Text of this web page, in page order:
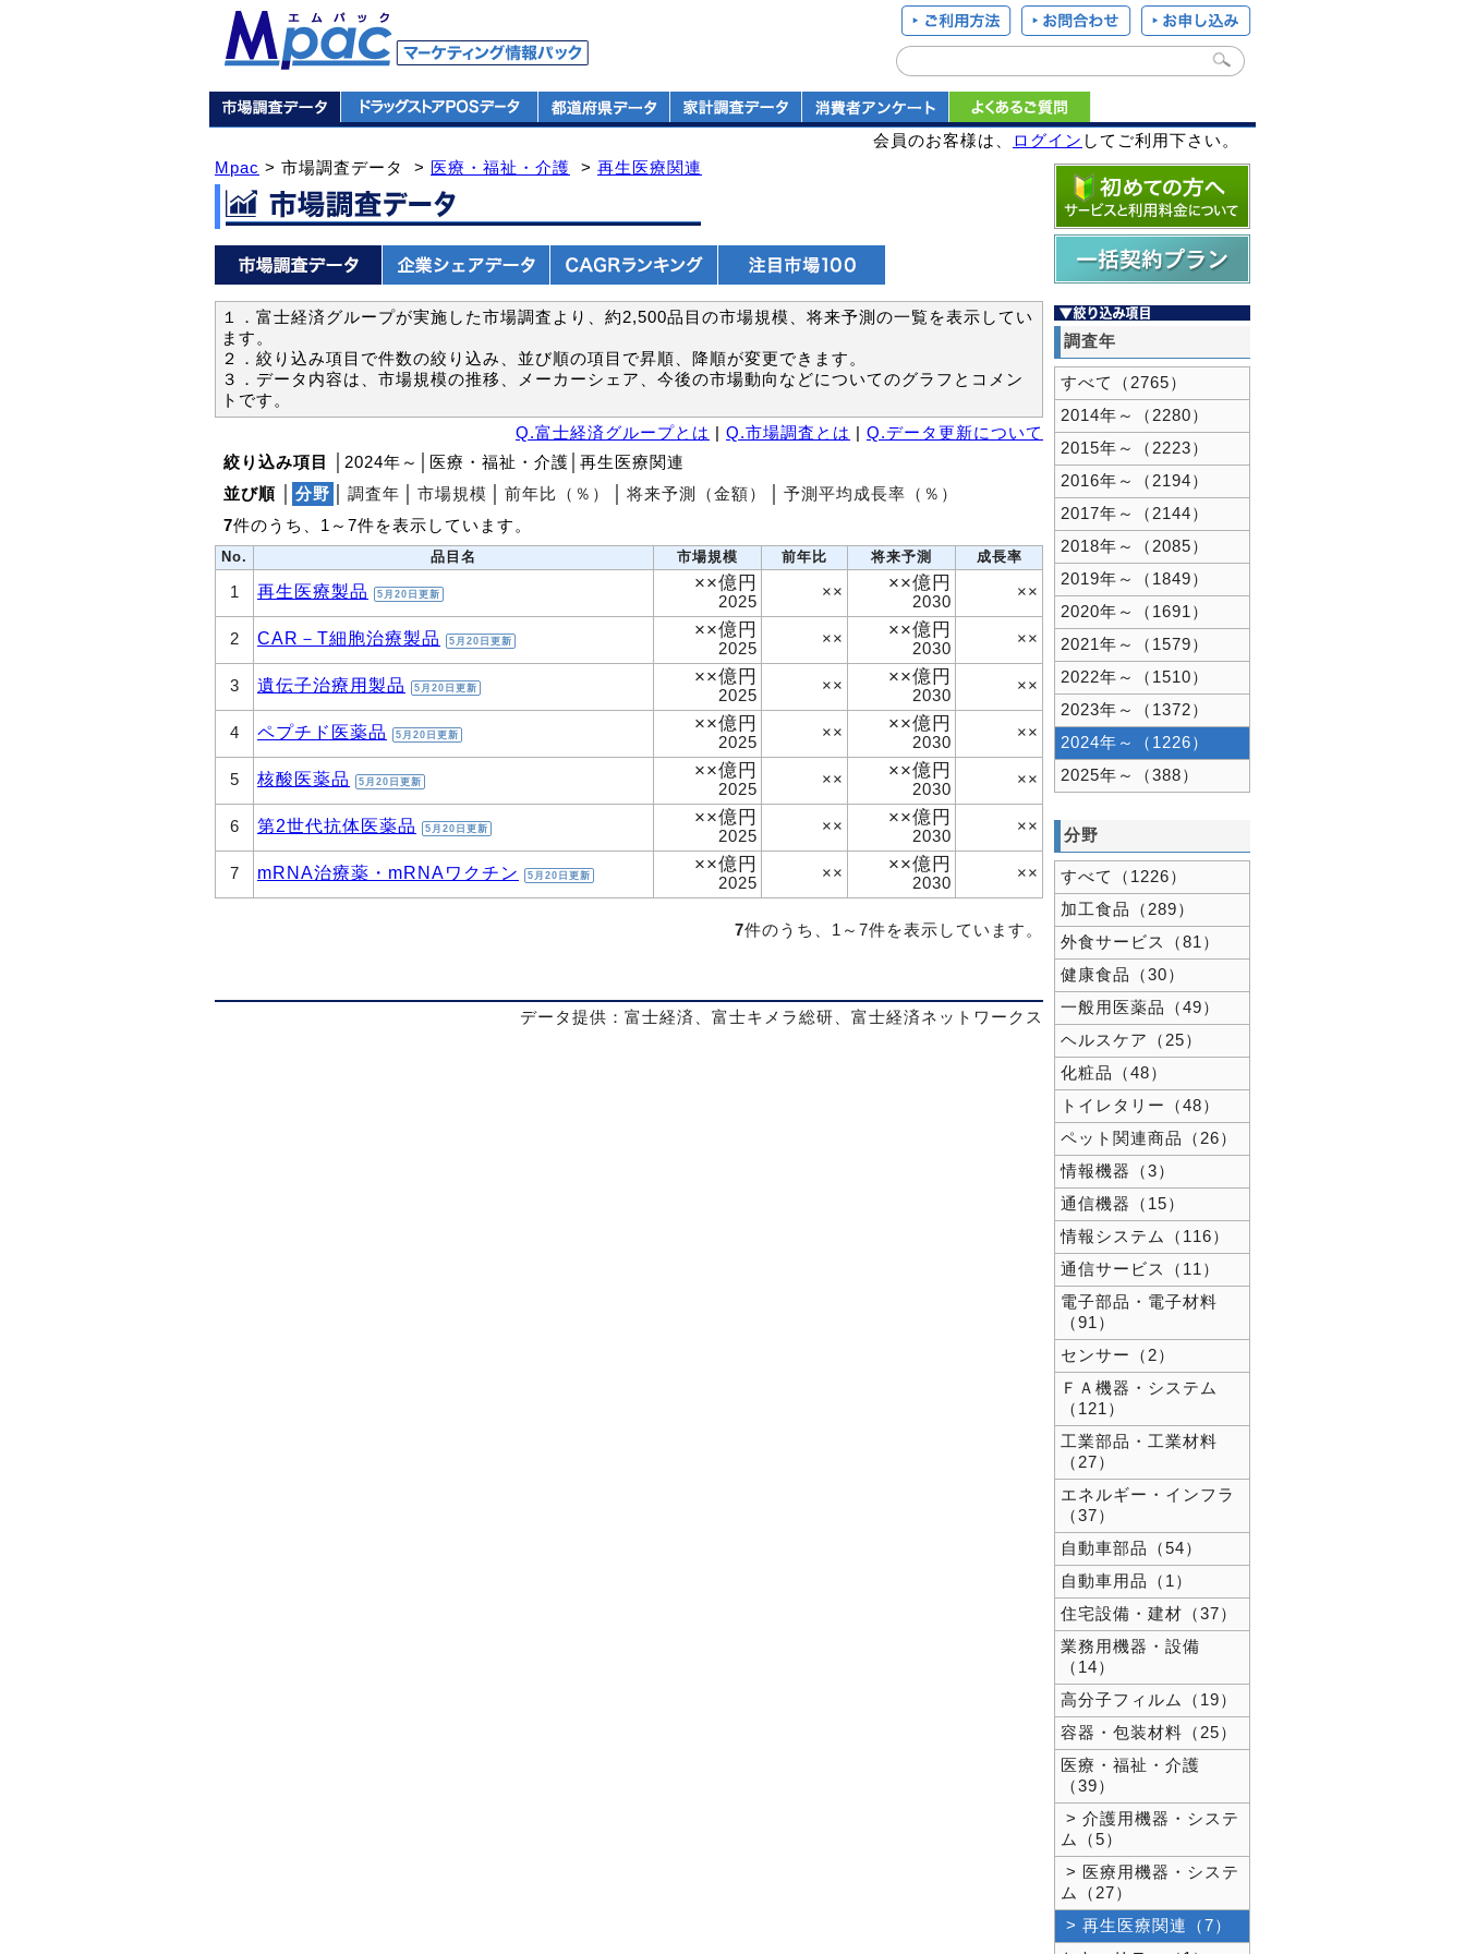
会員のお客様は、 ログイン してご利用下さい。
Mpac > 市場調査データ > 医療・福祉・介護 > 再生医療関連
１．富士経済グループが実施した市場調査より、約2,500品目の市場規模、将来予測の一覧を表示してい
ます。
２．絞り込み項目で件数の絞り込み、並び順の項目で昇順、降順が変更できます。
３．データ内容は、市場規模の推移、メーカーシェア、今後の市場動向などについてのグラフとコメン
トです。
Q.富士経済グループとは
Q.市場調査とは
Q.データ更新について
絞り込み項目
│2024年～│医療・福祉・介護│再生医療関連
並び順
分野 調査年 市場規模 前年比（％） 将来予測（金額）
予測平均成長率（％）
7件のうち、1～7件を表示しています。
No. 品目名 市場規模 前年比 将来予測 成長率
1 再生医療製品 5月20日更新
××億円
2025
×× ××億円
2030
××
2 CAR－T細胞治療製品 5月20日更新
××億円
2025
×× ××億円
2030
××
3 遺伝子治療用製品 5月20日更新
××億円
2025
×× ××億円
2030
××
4 ペプチド医薬品 5月20日更新
××億円
2025
×× ××億円
2030
××
5 核酸医薬品 5月20日更新
××億円
2025
×× ××億円
2030
××
6 第2世代抗体医薬品 5月20日更新
××億円
2025
×× ××億円
2030
××
7 mRNA治療薬・mRNAワクチン 5月20日更新
××億円
2025
×× ××億円
2030
××
7件のうち、1～7件を表示しています。
データ提供：富士経済、富士キメラ総研、富士経済ネットワークス
調査年
すべて（2765）
2014年～（2280）
2015年～（2223）
2016年～（2194）
2017年～（2144）
2018年～（2085）
2019年～（1849）
2020年～（1691）
2021年～（1579）
2022年～（1510）
2023年～（1372）
2024年～（1226）
2025年～（388）
分野
すべて（1226）
加工食品（289）
外食サービス（81）
健康食品（30）
一般用医薬品（49）
ヘルスケア（25）
化粧品（48）
トイレタリー（48）
ペット関連商品（26）
情報機器（3）
通信機器（15）
情報システム（116）
通信サービス（11）
電子部品・電子材料
（91）
センサー（2）
ＦＡ機器・システム
（121）
工業部品・工業材料
（27）
エネルギー・インフラ
（37）
自動車部品（54）
自動車用品（1）
住宅設備・建材（37）
業務用機器・設備
（14）
高分子フィルム（19）
容器・包装材料（25）
医療・福祉・介護
（39）
> 介護用機器・システ
ム（5）
> 医療用機器・システ
ム（27）
> 再生医療関連（7）